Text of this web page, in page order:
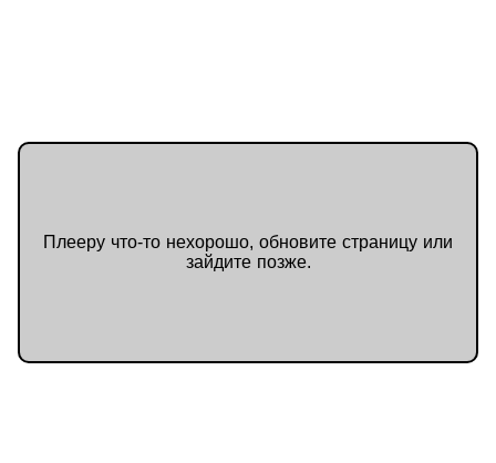
Плееру что-то нехорошо, обновите страницу или
зайдите позже.